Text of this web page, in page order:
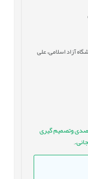
آزاد اسلامی، علی
وتصمیم گیری
,